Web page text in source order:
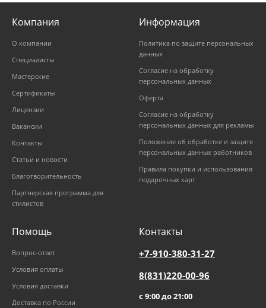
Компания
О компании
Специалисты
Мастерские
Сертификаты
Лицензии
Вакансии
Контакты
Статьи и новости
Благотворительность
Партнерская программа для
стилистов
Информация
Политика по защите персональных
данных
Согласие на обработку
персональных данных
Оферта
Согласие на обработку
персональных данных для рекламы
Положение об обработке и защите
персональных данных работников
Правила покупки и использования
подарочных карт
Помощь
Вопрос-ответ
Условия оплаты
Условия доставки
Доставка по России
Контакты
+7-910-380-31-27
8(831)220-00-96
с 9:00 до 21:00